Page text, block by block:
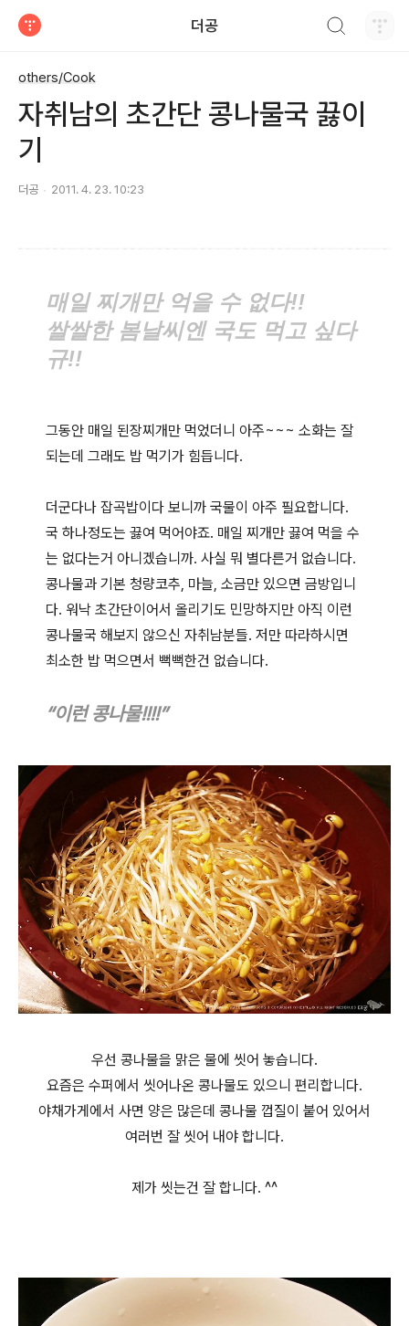
더공
others/Cook
자취남의 초간단 콩나물국 끓이
기
더공 2011. 4. 23. 10:23
매일 찌개만 억을 수 없다!!
쌀쌀한 봄날씨엔 국도 먹고 싶다
규!!
그동안 매일 된장찌개만 먹었더니 아주~~~ 소화는 잘
되는데 그래도 밥 먹기가 힘듭니다.
더군다나 잡곡밥이다 보니까 국물이 아주 필요합니다.
국 하나정도는 끓여 먹어야죠. 매일 찌개만 끓여 먹을 수
는 없다는거 아니겠습니까. 사실 뭐 별다른거 없습니다.
콩나물과 기본 청량코추, 마늘, 소금만 있으면 금방입니
다. 워낙 초간단이어서 올리기도 민망하지만 아직 이런
콩나물국 해보지 않으신 자취남분들. 저만 따라하시면
최소한 밥 먹으면서 뻑뻑한건 없습니다.
“이런 콩나물!!!!”
우선 콩나물을 맑은 물에 씻어 놓습니다.
요즘은 수퍼에서 씻어나온 콩나물도 있으니 편리합니다.
야채가게에서 사면 양은 많은데 콩나물 껍질이 붙어 있어서
여러번 잘 씻어 내야 합니다.
제가 씻는건 잘 합니다. ^^